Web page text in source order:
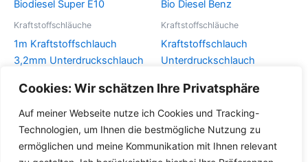
Cookies: Wir schätzen Ihre Privatsphäre
Auf meiner Webseite nutze ich Cookies und Tracking-
Technologien, um Ihnen die bestmögliche Nutzung zu
ermöglichen und meine Kommunikation mit Ihnen relevant
auf
der
Produktseite
gewählt
Kraftstoffschläuche
1m Kraftstoffschlauch
3,2mm Unterdruckschlauch
Biodiesel Super E10
Details
Kraftstoffschläuche
Kraftstoffschlauch
Unterdruckschlauch
Bio Diesel Benz
Details
Dieses
Produkt
weist